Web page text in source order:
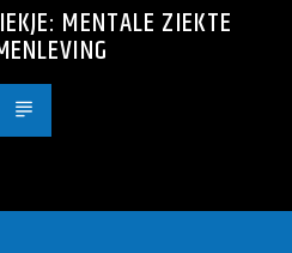
MENTALE ZIEKTE